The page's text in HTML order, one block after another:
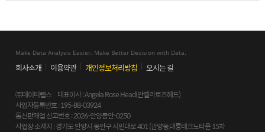
Make Data Analysis Easier. Make Better Decision with Data.
회사소개 이용약관 개인정보처리방침 오시는 길
㈜데이터랩스 대표이사 : Angela Rose Head(안젤라로즈헤드)
사업자등록번호 : 195-88-03924
통신판매업 신고번호 : 2026-안양동안-0250
사업장 소재지 : 경기도 안양시 동안구 시민대로 401 (관양동,대륭테크노타운 15차